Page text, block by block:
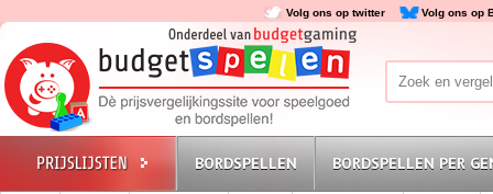
Volg ons op twitter Volg ons op
BORDSPELLEN BORDSPELLEN PER